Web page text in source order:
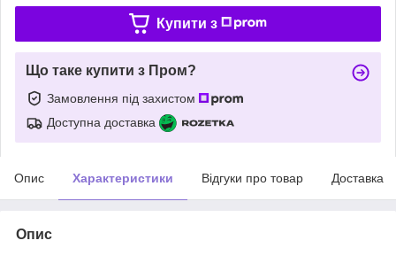
Купити з
Що таке купити з Пром?
Замовлення під захистом
Доступна доставка
Опис Характеристики Відгуки про товар Доставка
Опис